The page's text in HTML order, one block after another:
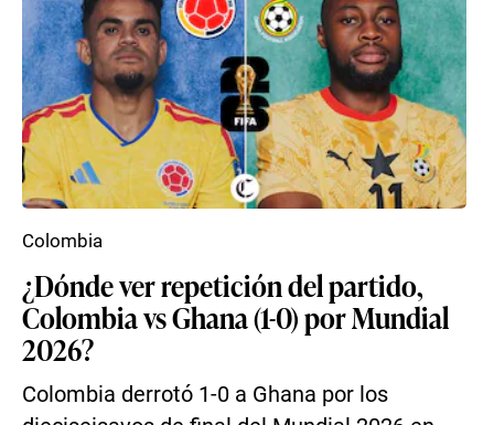
¿Dónde ver repetición del partido,
Colombia vs Ghana (1-0) por Mundial
2026?
Colombia derrotó 1-0 a Ghana por los
Colombia